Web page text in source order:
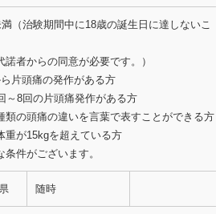
（治験期間中に18歳の誕生日に達しないこ
諾者からの同意が必要です。）
片頭痛の発作がある方
～8回の片頭痛発作がある方
類の頭痛の違いを言葉で表すことができる方
重が15kgを超えている方
件がございます。
随時